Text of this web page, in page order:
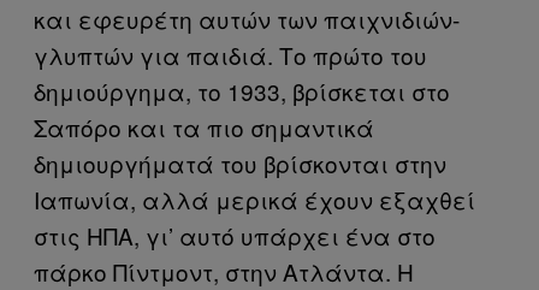
και εφευρέτη αυτών των παιχνιδιών-
γλυπτών για παιδιά. Το πρώτο του
δημιούργημα, το 1933, βρίσκεται στο
Σαπόρο και τα πιο σημαντικά
δημιουργήματά του βρίσκονται στην
Ιαπωνία, αλλά μερικά έχουν εξαχθεί
στις ΗΠΑ, γι’ αυτό υπάρχει ένα στο
πάρκο Πίντμοντ, στην Ατλάντα. Η